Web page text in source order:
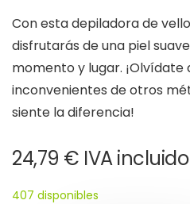
Con esta depiladora de
disfrutarás de una piel
momento y lugar. ¡Olvídate
inconvenientes de otros
siente la diferencia!
24,79 € IVA incluido
407 disponibles